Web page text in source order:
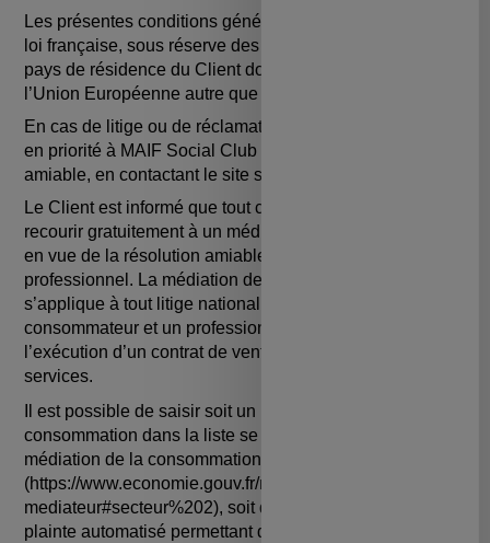
Les présentes conditions générales sont soumises à la
loi française, sous réserve des règles impératives du
pays de résidence du Client domicilié dans un Etat de
l’Union Européenne autre que la France.
En cas de litige ou de réclamation, le Client s'adressera
en priorité à MAIF Social Club pour obtenir une solution
amiable, en contactant le site store.maifsocialclub.fr.
Le Client est informé que tout consommateur peut
recourir gratuitement à un médiateur de la consommation
en vue de la résolution amiable d'un litige avec un
professionnel. La médiation de la consommation
s’applique à tout litige national ou transfrontalier entre un
consommateur et un professionnel dans le cadre de
l’exécution d’un contrat de vente ou de prestation de
services.
Il est possible de saisir soit un médiateur de la
consommation dans la liste se trouvant sur le site de la
médiation de la consommation
(https://www.economie.gouv.fr/mediation- conso/saisir-
mediateur#secteur%202), soit de remplir le formulaire de
plainte automatisé permettant d'entrer en contact avec un